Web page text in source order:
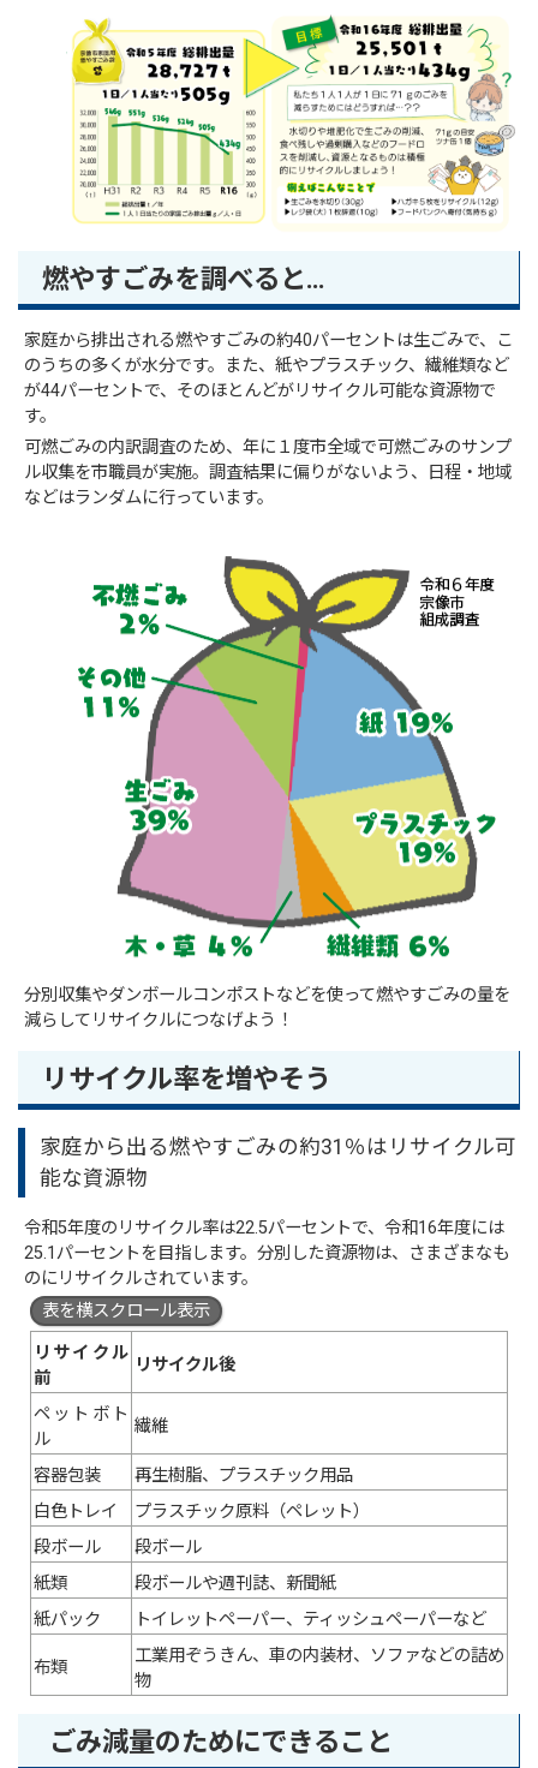
燃やすごみを調べると…
家庭から排出される燃やすごみの約40パーセントは生ごみで、こ
のうちの多くが水分です。また、紙やプラスチック、繊維類など
が44パーセントで、そのほとんどがリサイクル可能な資源物で
す。
可燃ごみの内訳調査のため、年に１度市全域で可燃ごみのサンプ
ル収集を市職員が実施。調査結果に偏りがないよう、日程・地域
などはランダムに行っています。
分別収集やダンボールコンポストなどを使って燃やすごみの量を
減らしてリサイクルにつなげよう！
リサイクル率を増やそう
家庭から出る燃やすごみの約31％はリサイクル可
能な資源物
令和5年度のリサイクル率は22.5パーセントで、令和16年度には
25.1パーセントを目指します。分別した資源物は、さまざまなも
のにリサイクルされています。
表を横スクロール表示
リサイクル
前
リサイクル後
ペットボト
ル
繊維
容器包装
再生樹脂、プラスチック用品
白色トレイ
プラスチック原料（ペレット）
段ボール
段ボール
紙類
段ボールや週刊誌、新聞紙
紙パック
トイレットペーパー、ティッシュペーパーなど
布類
工業用ぞうきん、車の内装材、ソファなどの詰め
物
ごみ減量のためにできること